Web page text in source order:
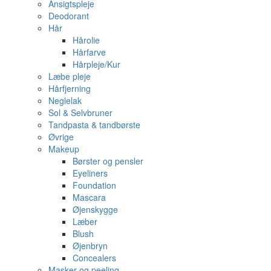
Ansigtspleje
Deodorant
Hår
Hårolie
Hårfarve
Hårpleje/Kur
Læbe pleje
Hårfjerning
Neglelak
Sol & Selvbruner
Tandpasta & tandbørste
Øvrige
Makeup
Børster og pensler
Eyeliners
Foundation
Mascara
Øjenskygge
Læber
Blush
Øjenbryn
Concealers